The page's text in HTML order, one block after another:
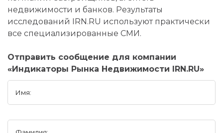
недвижимости и банков. Результаты
исследований IRN.RU используют практически
все специализированные СМИ.
Отправить сообщение для компании
«Индикаторы Рынка Недвижимости IRN.RU»
Имя: